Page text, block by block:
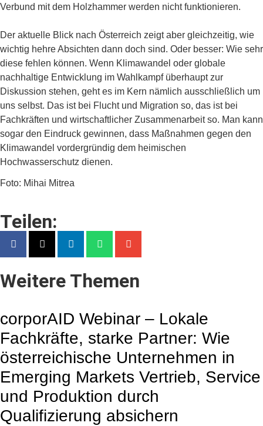
Verbund mit dem Holzhammer werden nicht funktionieren.
Der aktuelle Blick nach Österreich zeigt aber gleichzeitig, wie
wichtig hehre Absichten dann doch sind. Oder besser: Wie sehr
diese fehlen können. Wenn Klimawandel oder globale
nachhaltige Entwicklung im Wahlkampf überhaupt zur
Diskussion stehen, geht es im Kern nämlich ausschließlich um
uns selbst. Das ist bei Flucht und Migration so, das ist bei
Fachkräften und wirtschaftlicher Zusammenarbeit so. Man kann
sogar den Eindruck gewinnen, dass Maßnahmen gegen den
Klimawandel vordergründig dem heimischen
Hochwasserschutz dienen.
Foto: Mihai Mitrea
Teilen:
Weitere Themen
corporAID Webinar – Lokale
Fachkräfte, starke Partner: Wie
österreichische Unternehmen in
Emerging Markets Vertrieb, Service
und Produktion durch
Qualifizierung absichern